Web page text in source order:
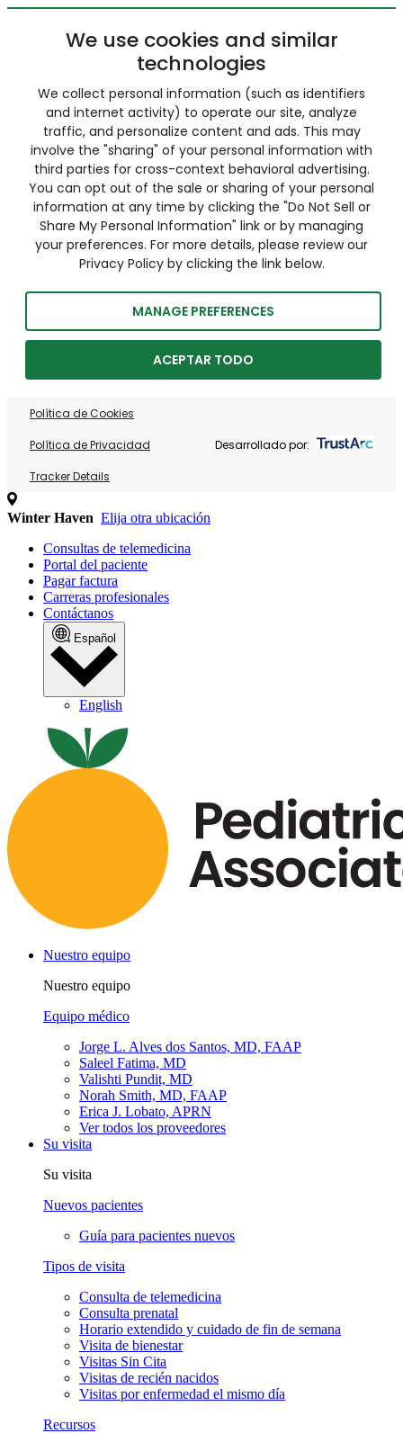
We use cookies and similar
technologies
We collect personal information (such as identifiers
and internet activity) to operate our site, analyze
traffic, and personalize content and ads. This may
involve the "sharing" of your personal information with
third parties for cross-context behavioral advertising.
You can opt out of the sale or sharing of your personal
information at any time by clicking the "Do Not Sell or
Share My Personal Information" link or by managing
your preferences. For more details, please review our
Privacy Policy by clicking the link below.
MANAGE PREFERENCES
ACEPTAR TODO
Política de Cookies
Política de Privacidad
Tracker Details
Desarrollado por:
Winter Haven Elija otra ubicación
Consultas de telemedicina
Portal del paciente
Pagar factura
Carreras profesionales
Contáctanos
Español
English
Nuestro equipo
Nuestro equipo
Equipo médico
Jorge L. Alves dos Santos, MD, FAAP
Saleel Fatima, MD
Valishti Pundit, MD
Norah Smith, MD, FAAP
Erica J. Lobato, APRN
Ver todos los proveedores
Su visita
Su visita
Nuevos pacientes
Guía para pacientes nuevos
Tipos de visita
Consulta de telemedicina
Consulta prenatal
Horario extendido y cuidado de fin de semana
Visita de bienestar
Visitas Sin Cita
Visitas de recién nacidos
Visitas por enfermedad el mismo día
Recursos